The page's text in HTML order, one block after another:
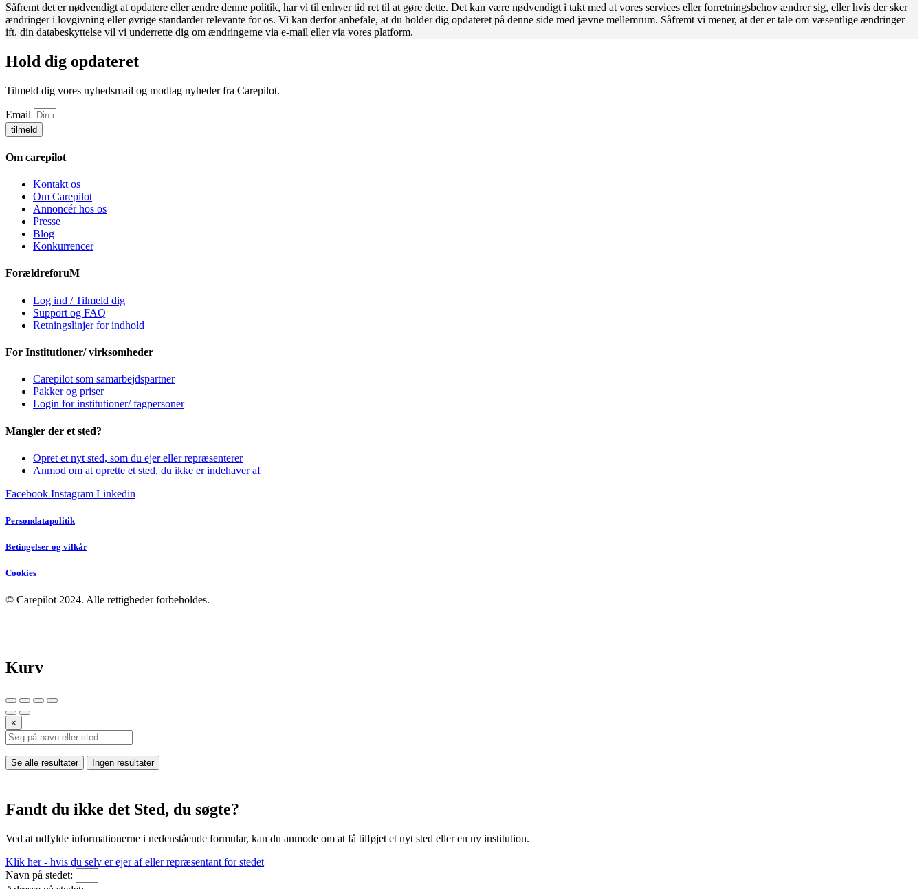
Såfremt det er nødvendigt at opdatere eller ændre denne politik, har vi til enhver tid ret til at gøre dette. Det kan være nødvendigt i takt med at vores services eller forretningsbehov ændrer sig, eller hvis der sker
ændringer i lovgivning eller øvrige standarder relevante for os. Vi kan derfor anbefale, at du holder dig opdateret på denne side med jævne mellemrum. Såfremt vi mener, at der er tale om væsentlige ændringer
ift. din databeskyttelse vil vi underrette dig om ændringerne via e-mail eller via vores platform.
Hold dig opdateret
Tilmeld dig vores nyhedsmail og modtag nyheder fra Carepilot.
Email
tilmeld
Om carepilot
Kontakt os
Om Carepilot
Annoncér hos os
Presse
Blog
Konkurrencer
ForældreforuM
Log ind / Tilmeld dig
Support og FAQ
Retningslinjer for indhold
For Institutioner/ virksomheder
Carepilot som samarbejdspartner
Pakker og priser
Login for institutioner/ fagpersoner
Mangler der et sted?
Opret et nyt sted, som du ejer eller repræsenterer
Anmod om at oprette et sted, du ikke er indehaver af
Facebook Instagram Linkedin
Persondatapolitik
Betingelser og vilkår
Cookies
© Carepilot 2024. Alle rettigheder forbeholdes.
Kurv
×
Se alle resultater Ingen resultater
Fandt du ikke det Sted, du søgte?
Ved at udfylde informationerne i nedenstående formular, kan du anmode om at få tilføjet et nyt sted eller en ny institution.
Klik her - hvis du selv er ejer af eller repræsentant for stedet
Navn på stedet: